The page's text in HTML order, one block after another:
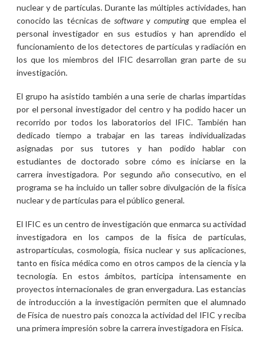
nuclear y de partículas. Durante las múltiples actividades, han
conocido las técnicas de softwarey computingque emplea el
personal investigador en sus estudios y han aprendido el
funcionamiento de los detectores de partículas y radiación en
los que los miembros del IFIC desarrollan gran parte de su
investigación.
El grupo ha asistido también a una serie de charlas impartidas
por el personal investigador del centro y ha podido hacer un
recorrido por todos los laboratorios del IFIC. También han
dedicado tiempo a trabajar en las tareas individualizadas
asignadas por sus tutores y han podido hablar con
estudiantes de doctorado sobre cómo es iniciarse en la
carrera investigadora. Por segundo año consecutivo, en el
programa se ha incluido un taller sobre divulgación de la física
nuclear y de partículas para el público general.
El IFIC es un centro de investigación que enmarca su actividad
investigadora en los campos de la física de partículas,
astropartículas, cosmología, física nuclear ​y sus aplicaciones,
tanto en física médica como en otros campos de la ciencia y la
tecnología. En estos ámbitos, participa intensamente en
proyectos internacionales de gran envergadura. Las estancias
de introducción a la investigación permiten que el alumnado
de Física de nuestro país conozca la actividad del IFIC y reciba
una primera impresión sobre la carrera investigadora en Física.